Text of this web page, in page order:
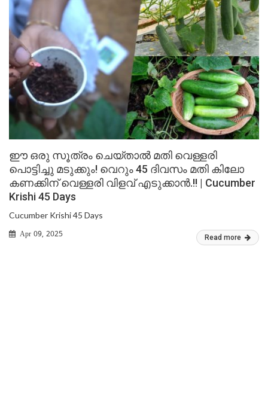
ഈ ഒരു സൂത്രം ചെയ്താൽ മതി വെള്ളരി
പൊട്ടിച്ചു മടുക്കും! വെറും 45 ദിവസം മതി കിലോ
കണക്കിന് വെള്ളരി വിളവ് എടുക്കാൻ.!! | Cucumber
Krishi 45 Days
Cucumber Krishi 45 Days
Apr 09, 2025 Read more